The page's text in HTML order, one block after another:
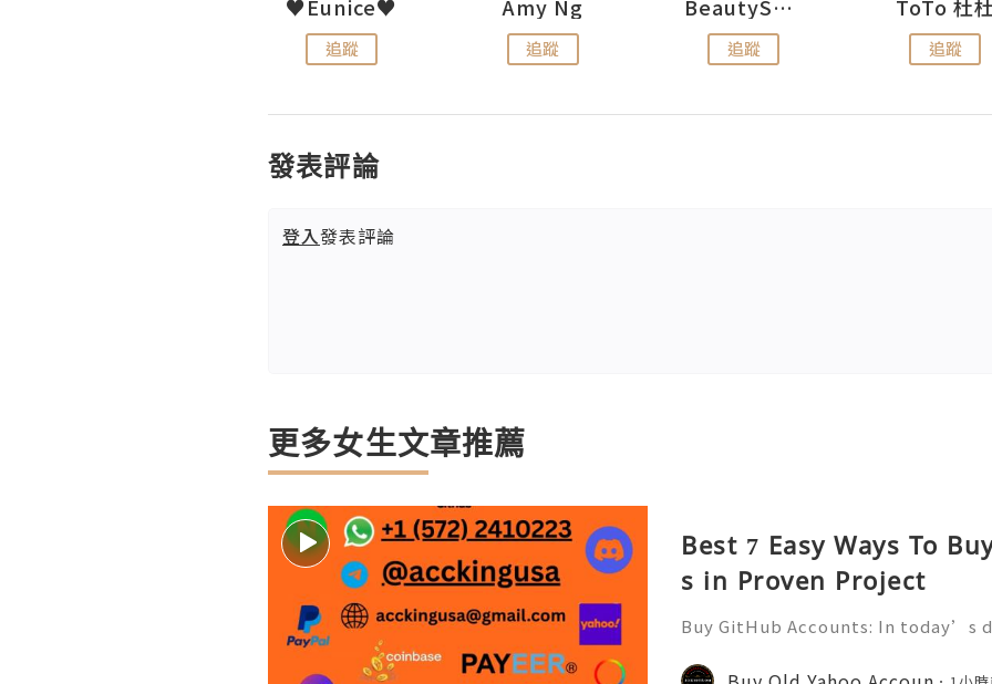
♥Eunice♥
追蹤
Amy Ng
追蹤
BeautySearch
追蹤
ToTo 杜
追蹤
發表評論
登入發表評論
更多女生文章推薦
Best 7 Easy Ways To
s in Proven Project
Buy GitHub Accounts: In today’s
n ever. GitHub has become one